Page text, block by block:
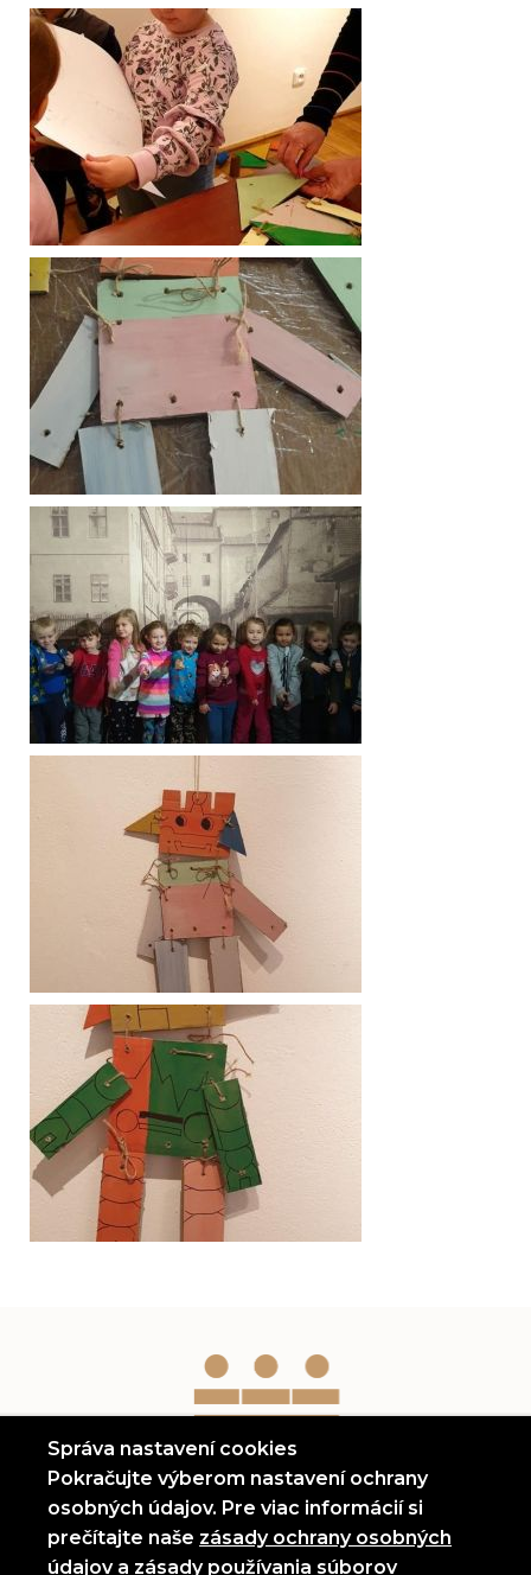
Správa nastavení cookies
Pokračujte výberom nastavení ochrany
osobných údajov. Pre viac informácií si
prečítajte naše zásady ochrany osobných
údajov(otvorí sa v novom okne)
a zásady používania súborov